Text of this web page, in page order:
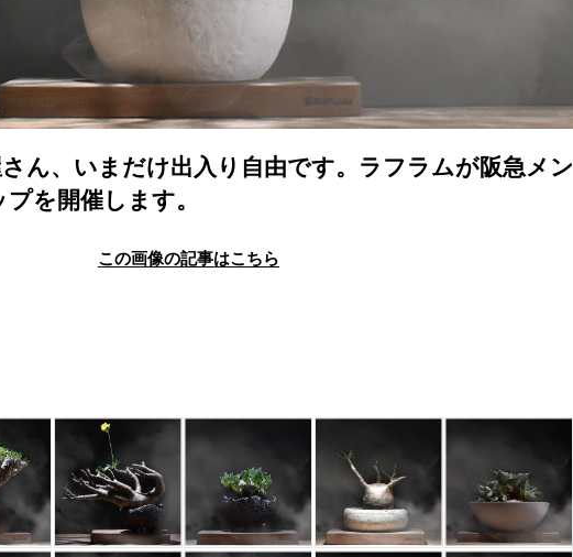
ん、いまだけ出入り自由です。ラフラムが阪急メン
を開催します。
この画像の記事はこちら